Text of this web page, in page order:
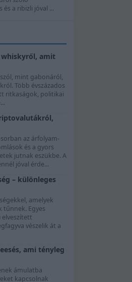
és a ribizli jóval ...
whiskyről, amit
mint gabonáról,
Több évszázados
ritkaságok, politikai
az árfolyam-
és a gyors
jutnak eszükbe. A
jóval érde...
– különleges
amelyek
tűnnek. Egyes
elveszített
vészelik át a
ami tényleg
ámulatba
kapcsolnak